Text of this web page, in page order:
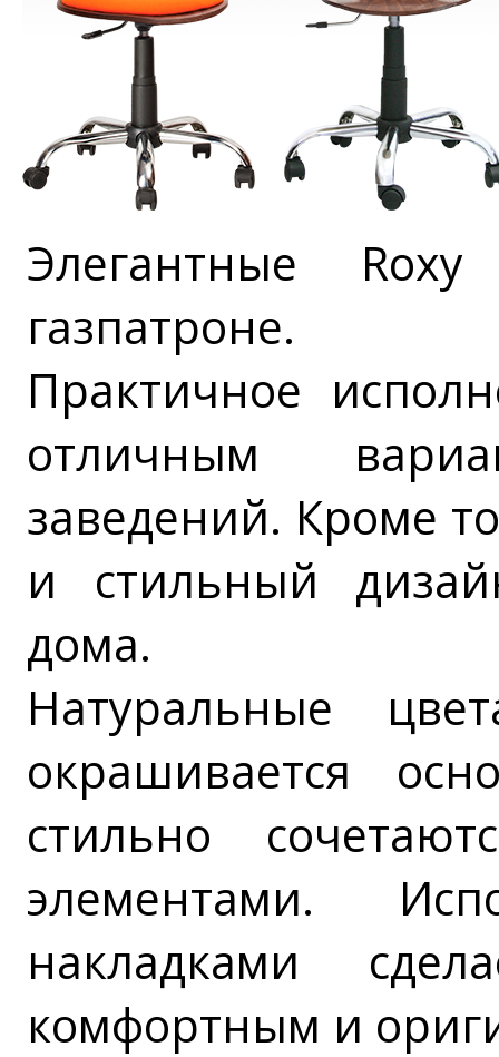
Элегантные
газпатроне.
Практичное
отличным
заведений. Кроме
и стильный
дома.
Натуральные
окрашивается
стильно
элементами.
накладками
комфортным и